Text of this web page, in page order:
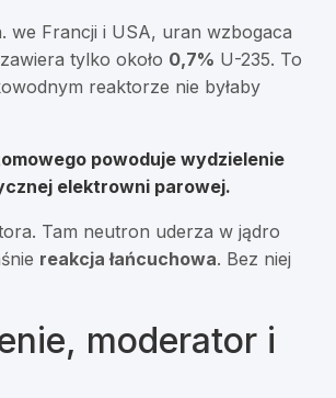
we Francji i USA, uran wzbogaca
tylko około 0,7% U-235. To
reaktorze nie byłaby
powoduje wydzielenie
elektrowni parowej.
Tam neutron uderza w jądro
reakcja łańcuchowa. Bez niej
moderator i